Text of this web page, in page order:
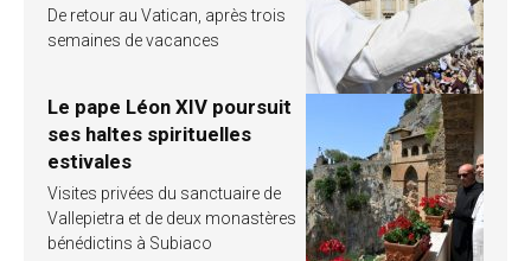
De retour au Vatican, après trois
semaines de vacances
Le pape Léon XIV poursuit
ses haltes spirituelles
estivales
Visites privées du sanctuaire de
Vallepietra et de deux monastères
bénédictins à Subiaco